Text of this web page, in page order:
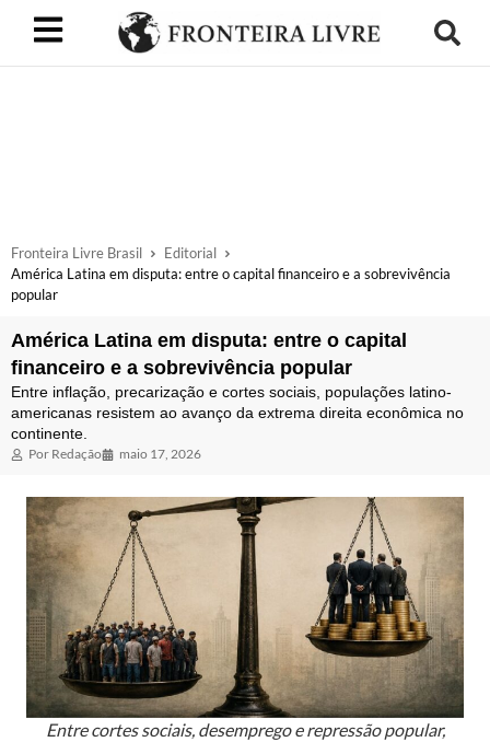
Fronteira Livre Brasil
Editorial
América Latina em disputa: entre o capital financeiro e a sobrevivência
popular
América Latina em disputa: entre o capital
financeiro e a sobrevivência popular
Entre inflação, precarização e cortes sociais, populações latino-
americanas resistem ao avanço da extrema direita econômica no
continente.
Por Redação maio 17, 2026
Entre cortes sociais, desemprego e repressão popular,